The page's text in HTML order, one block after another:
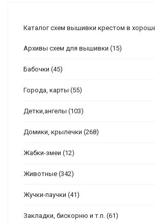
Каталог схем вышивки крестом в
Архивы схем для вышивки (15)
Бабочки (45)
Города, карты (55)
Детки,ангелы (103)
Домики, крылечки (268)
Жабки-змеи (12)
Животные (342)
Жучки-паучки (41)
Закладки, бискорню и т.п. (61)